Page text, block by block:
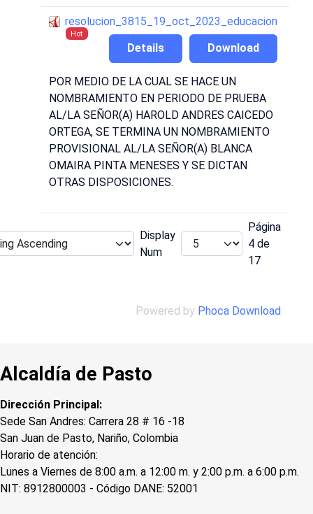
resolucion_3815_19_oct_2023_educacion
Hot
Download
Details
POR MEDIO DE LA CUAL SE HACE UN
NOMBRAMIENTO EN PERIODO DE PRUEBA
AL/LA SEÑOR(A) HAROLD ANDRES CAICEDO
ORTEGA, SE TERMINA UN NOMBRAMIENTO
PROVISIONAL AL/LA SEÑOR(A) BLANCA
OMAIRA PINTA MENESES Y SE DICTAN
OTRAS DISPOSICIONES.
Display
Num
Página
4 de
17
Powered by Phoca Download
Alcaldía de Pasto
Dirección Principal:
Sede San Andres: Carrera 28 # 16 -18
San Juan de Pasto, Nariño, Colombia
Horario de atención:
Lunes a Viernes de 8:00 a.m. a 12:00 m. y 2:00 p.m. a 6:00 p.m.
NIT: 8912800003 - Código DANE: 52001